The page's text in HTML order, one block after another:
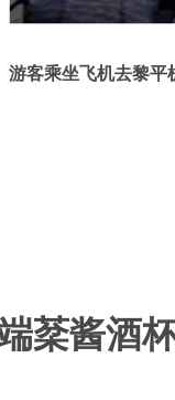
游客乘坐飞机去黎平
棻酱酒